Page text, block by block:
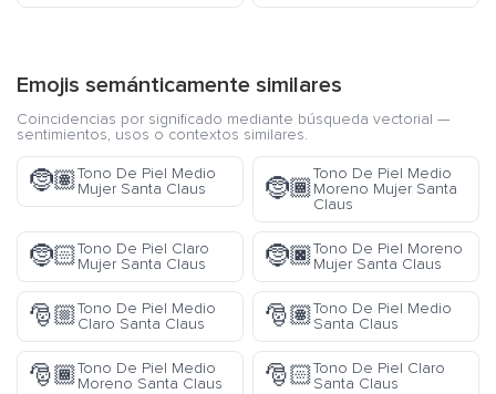
Emojis semánticamente similares
Coincidencias por significado mediante búsqueda vectorial —
sentimientos, usos o contextos similares.
🤶🏽Tono De Piel Medio
Mujer Santa Claus
🤶🏾
Tono De Piel Medio
Moreno Mujer Santa
Claus
🤶🏻Tono De Piel Claro
Mujer Santa Claus
🤶🏿Tono De Piel Moreno
Mujer Santa Claus
🎅🏼Tono De Piel Medio
Claro Santa Claus
🎅🏽Tono De Piel Medio
Santa Claus
🎅🏾Tono De Piel Medio
Moreno Santa Claus
🎅🏻Tono De Piel Claro
Santa Claus